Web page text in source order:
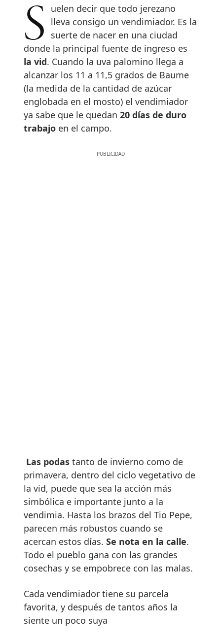
Suelen decir que todo jerezano
lleva consigo un vendimiador. Es la
suerte de nacer en una ciudad
donde la principal fuente de ingreso es
la vid. Cuando la uva palomino llega a
alcanzar los 11 a 11,5 grados de Baume
(la medida de la cantidad de azúcar
englobada en el mosto) el vendimiador
ya sabe que le quedan 20 días de duro
trabajo en el campo.
Las podas tanto de invierno como de
primavera, dentro del ciclo vegetativo de
la vid, puede que sea la acción más
simbólica e importante junto a la
vendimia. Hasta los brazos del Tio Pepe,
parecen más robustos cuando se
acercan estos días. Se nota en la calle.
Todo el pueblo gana con las grandes
cosechas y se empobrece con las malas.
Cada vendimiador tiene su parcela
favorita, y después de tantos años la
siente un poco suya